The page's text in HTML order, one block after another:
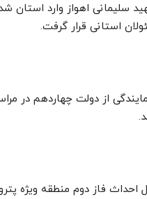
سلیمانی اهواز وارد استان
استانی قرار گرفت.
احداث فاز دوم منطقه ویژه